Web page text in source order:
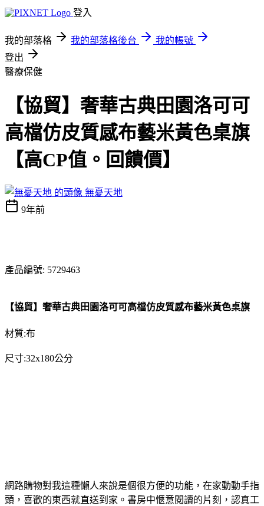
登入
我的部落格 我的部落格後台
我的帳號
登出
醫療保健
【協貿】奢華古典田園洛可可
高檔仿皮質感布藝米黃色桌旗
【高CP值。回饋價】
無憂天地
9年前
產品編號: 5729463
【協貿】奢華古典田園洛可可高檔仿皮質感布藝米黃色桌旗
材質:布
尺寸:32x180公分
網路購物對我這種懶人來說是個很方便的功能，在家動動手指
頭，喜歡的東西就直送到家。書房中愜意閱讀的片刻，認真工